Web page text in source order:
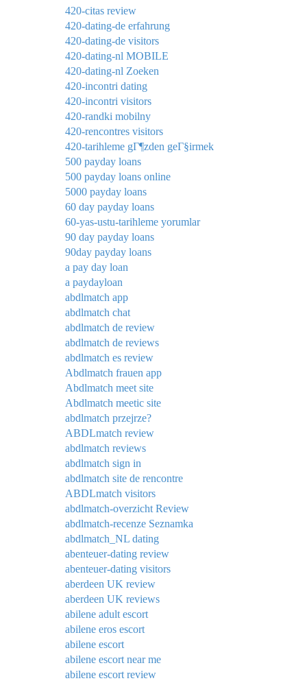
420-citas review
420-dating-de erfahrung
420-dating-de visitors
420-dating-nl MOBILE
420-dating-nl Zoeken
420-incontri dating
420-incontri visitors
420-randki mobilny
420-rencontres visitors
420-tarihleme gГ¶zden geГ§irmek
500 payday loans
500 payday loans online
5000 payday loans
60 day payday loans
60-yas-ustu-tarihleme yorumlar
90 day payday loans
90day payday loans
a pay day loan
a paydayloan
abdlmatch app
abdlmatch chat
abdlmatch de review
abdlmatch de reviews
abdlmatch es review
Abdlmatch frauen app
Abdlmatch meet site
Abdlmatch meetic site
abdlmatch przejrze?
ABDLmatch review
abdlmatch reviews
abdlmatch sign in
abdlmatch site de rencontre
ABDLmatch visitors
abdlmatch-overzicht Review
abdlmatch-recenze Seznamka
abdlmatch_NL dating
abenteuer-dating review
abenteuer-dating visitors
aberdeen UK review
aberdeen UK reviews
abilene adult escort
abilene eros escort
abilene escort
abilene escort near me
abilene escort review